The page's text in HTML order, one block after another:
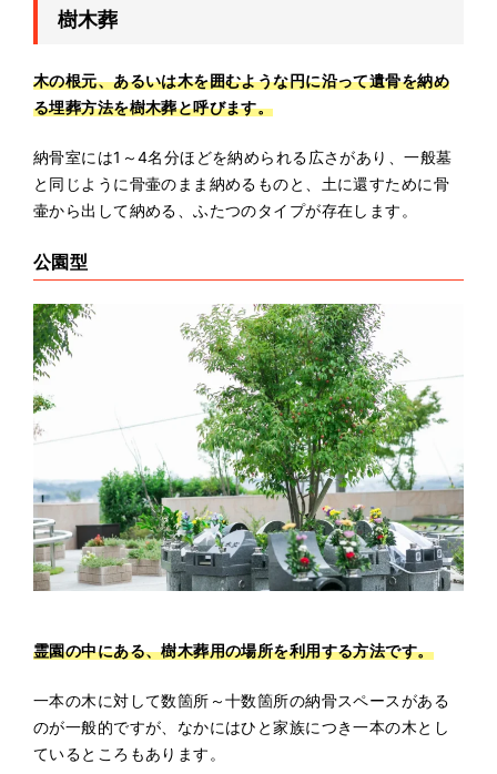
樹木葬
木の根元、あるいは木を囲むような円に沿って遺骨を納め
る埋葬方法を樹木葬と呼びます。
納骨室には1～4名分ほどを納められる広さがあり、一般墓
と同じように骨壷のまま納めるものと、土に還すために骨
壷から出して納める、ふたつのタイプが存在します。
公園型
霊園の中にある、樹木葬用の場所を利用する方法です。
一本の木に対して数箇所～十数箇所の納骨スペースがある
のが一般的ですが、なかにはひと家族につき一本の木とし
ているところもあります。